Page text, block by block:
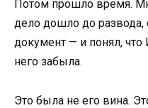
Потом прошло время.
дело дошло до развода,
документ — и понял, что
него забыла.
Это была не его вина.